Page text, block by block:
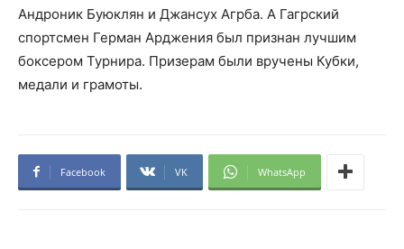
Андроник Буюклян и Джансух Агрба. А Гагрский
спортсмен Герман Арджения был признан лучшим
боксером Турнира. Призерам были вручены Кубки,
медали и грамоты.
Facebook VK WhatsApp